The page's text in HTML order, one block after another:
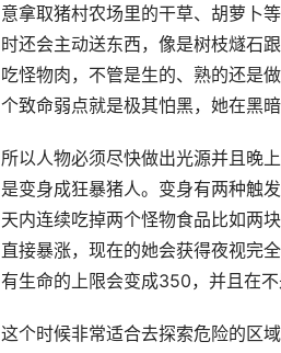
意拿取猪村农场里的干草、胡萝卜
时还会主动送东西，像是树枝燧石
吃怪物肉，不管是生的、熟的还是
个致命弱点就是极其怕黑，她在黑
所以人物必须尽快做出光源并且晚
是变身成狂暴猪人。变身有两种触
天内连续吃掉两个怪物食品比如两
直接暴涨，现在的她会获得夜视完
有生命的上限会变成350，并且在不
这个时候非常适合去探索危险的区